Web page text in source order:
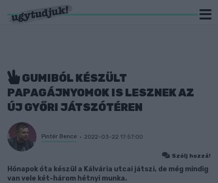
GUMIBÓL KÉSZÜLT
PAPAGÁJNYOMOK IS LESZNEK AZ
ÚJ GYŐRI JÁTSZÓTÉREN
Pintér Bence 2022-03-22 17:57:00
Szólj hozzá!
Hónapok óta készül a Kálvária utcai játszi, de még mindig
van vele két-három hétnyi munka.